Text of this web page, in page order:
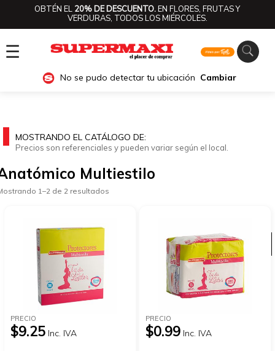
OBTÉN EL 20% DE DESCUENTO.EN FLORES, FRUTAS Y
VERDURAS, TODOS LOS MIÉRCOLES.
☰
No se pudo detectar tu ubicación Cambiar
Ver categorías
MOSTRANDO EL CATÁLOGO DE:
Precios son referenciales y pueden variar según el local.
Multiestilo
1–2 de 2 resultados
PRECIO
$9.25 Inc. IVA
PRECIO
$0.99 Inc. IVA